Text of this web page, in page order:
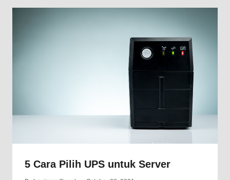
5 Cara Pilih UPS untuk Server